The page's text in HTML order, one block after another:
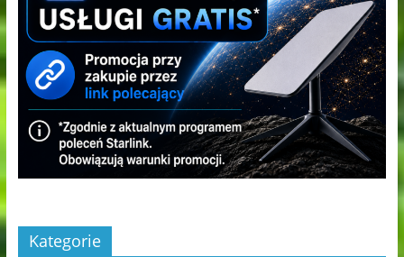
Kategorie